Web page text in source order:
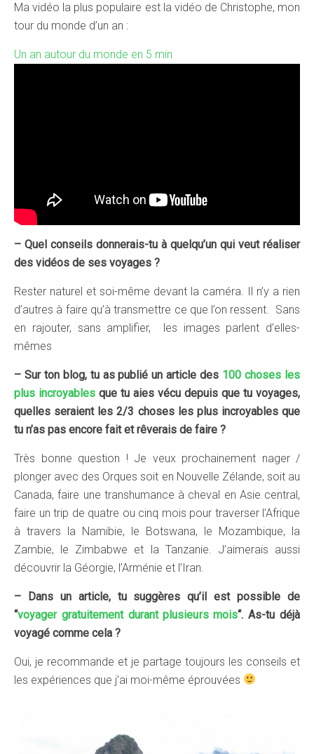
Ma vidéo la plus populaire est la vidéo de Christophe, mon
tour du monde d’un an :
Un an autour du monde en 5 min
– Quel conseils donnerais-tu à quelqu’un qui veut réaliser
des vidéos de ses voyages ?
Rester naturel et soi-même devant la caméra. Il n’y a rien
d’autres à faire qu’à transmettre ce que l’on ressent. Sans
en rajouter, sans amplifier, les images parlent d’elles-
mêmes
– Sur ton blog, tu as publié un article des 100 choses les
plus incroyables que tu aies vécu depuis que tu voyages,
quelles seraient les 2/3 choses les plus incroyables que
tu n’as pas encore fait et rêverais de faire ?
Très bonne question ! Je veux prochainement nager /
plonger avec des Orques soit en Nouvelle Zélande, soit au
Canada, faire une transhumance à cheval en Asie central,
faire un trip de quatre ou cinq mois pour traverser l’Afrique
à travers la Namibie, le Botswana, le Mozambique, la
Zambie, le Zimbabwe et la Tanzanie. J’aimerais aussi
découvrir la Géorgie, l’Arménie et l’Iran.
– Dans un article, tu suggères qu’il est possible de
“voyager gratuitement durant plusieurs mois“. As-tu déjà
voyagé comme cela ?
Oui, je recommande et je partage toujours les conseils et
les expériences que j’ai moi-même éprouvées